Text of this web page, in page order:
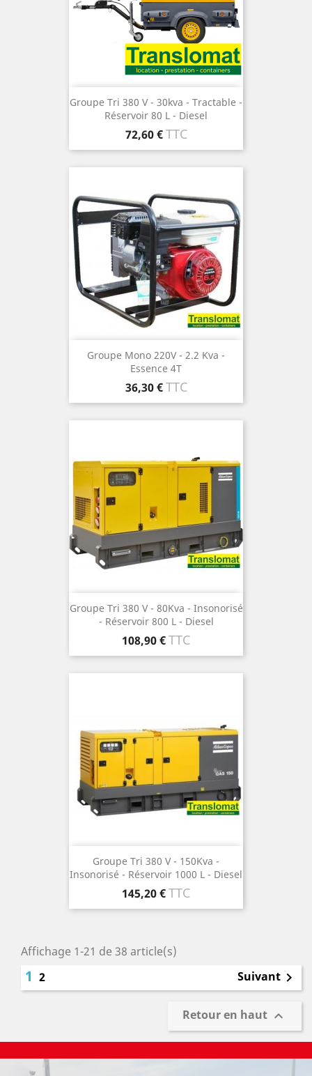
Groupe Tri 380 V - 30kva - Tractable -
Réservoir 80 L - Diesel
Prix
72,60 € TTC
Groupe Mono 220V - 2.2 Kva -
Essence 4T
Prix
36,30 € TTC
Groupe Tri 380 V - 80Kva - Insonorisé
- Réservoir 800 L - Diesel
Prix
108,90 €TTC
Groupe Tri 380 V - 150Kva -
Insonorisé - Réservoir 1000 L - Diesel
Prix
145,20 €TTC
Affichage 1-21 de 38 article(s)
1 2 Suivant 
Retour en haut 